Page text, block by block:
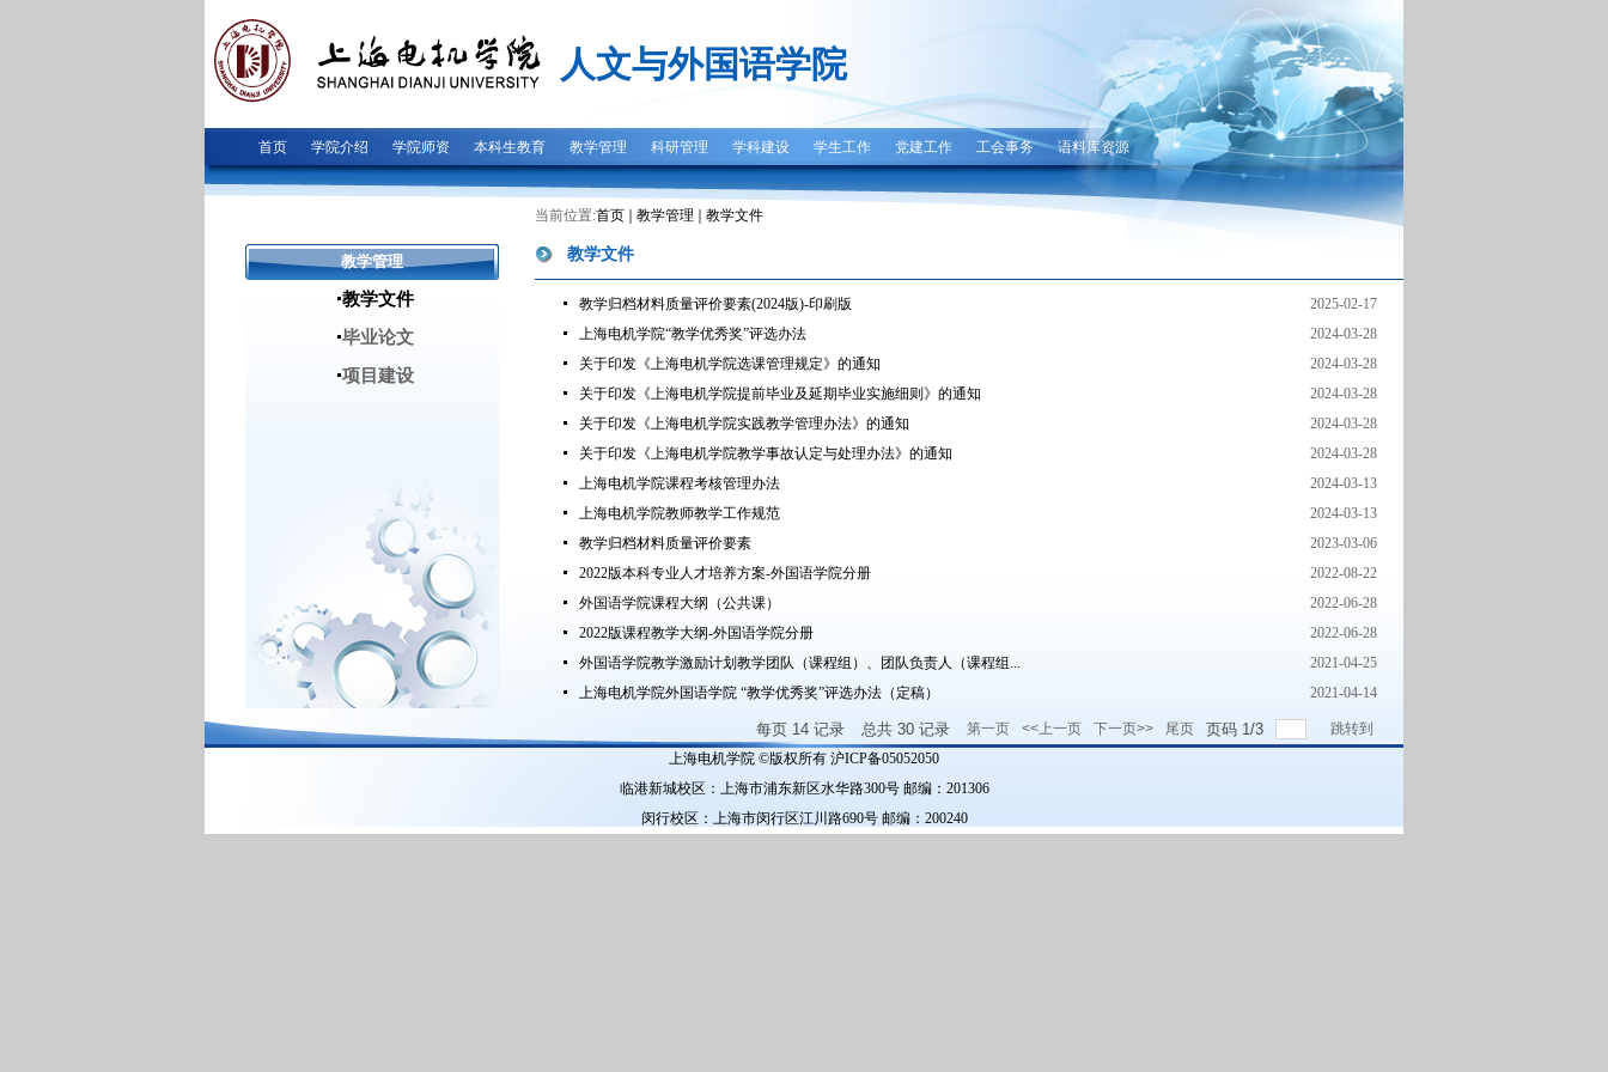
人文与外国语学院
首页 学院介绍 学院师资 本科生教育 教学管理 科研管理 学科建设 学生工作 党建工作 工会事务 语料库资源
教学管理
教学文件
毕业论文
项目建设
当前位置:首页 教学管理 教学文件
教学文件
教学归档材料质量评价要素(2024版)-印刷版
2025-02-17
上海电机学院“教学优秀奖”评选办法
2024-03-28
关于印发《上海电机学院选课管理规定》的通知
2024-03-28
关于印发《上海电机学院提前毕业及延期毕业实施细则》的通知
2024-03-28
关于印发《上海电机学院实践教学管理办法》的通知
2024-03-28
关于印发《上海电机学院教学事故认定与处理办法》的通知
2024-03-28
上海电机学院课程考核管理办法
2024-03-13
上海电机学院教师教学工作规范
2024-03-13
教学归档材料质量评价要素
2023-03-06
2022版本科专业人才培养方案-外国语学院分册
2022-08-22
外国语学院课程大纲（公共课）
2022-06-28
2022版课程教学大纲-外国语学院分册
2022-06-28
外国语学院教学激励计划教学团队（课程组）、团队负责人（课程组...
2021-04-25
上海电机学院外国语学院 “教学优秀奖”评选办法（定稿）
2021-04-14
每页 14 记录 总共 30 记录 第一页 <<上一页 下一页>> 尾页 页码 1/3
跳转到
上海电机学院 ©版权所有 沪ICP备05052050
临港新城校区：上海市浦东新区水华路300号 邮编：201306
闵行校区：上海市闵行区江川路690号 邮编：200240